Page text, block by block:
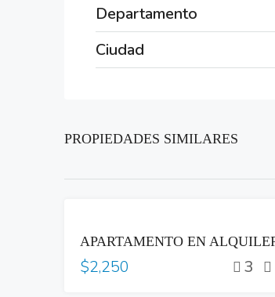
Departamento
Ciudad
PROPIEDADES SIMILARES
$2,250 3